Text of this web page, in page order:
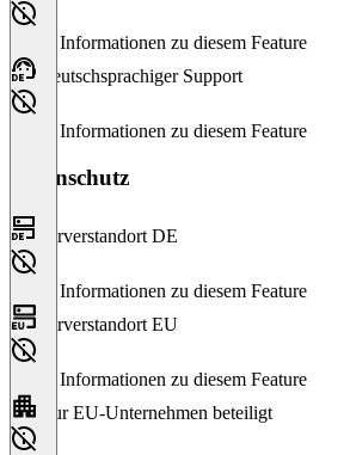
Keine Informationen zu diesem Feature
Deutschsprachiger Support
Keine Informationen zu diesem Feature
Datenschutz
Serverstandort DE
Keine Informationen zu diesem Feature
Serverstandort EU
Keine Informationen zu diesem Feature
Nur EU-Unternehmen beteiligt